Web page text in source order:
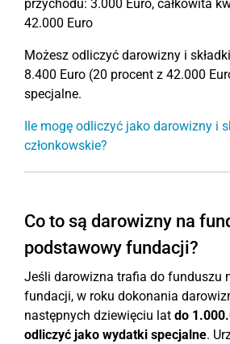
przychodu: 3.000 Euro, całkowita
42.000 Euro
Możesz odliczyć darowizny i
8.400 Euro (20 procent z 42.000
specjalne.
Ile mogę odliczyć jako darowizny i
członkowskie?
Co to są darowizny na
podstawowy fundacji?
Jeśli darowizna trafia do funduszu
fundacji, w roku dokonania
następnych dziewięciu lat do
odliczyć jako wydatki specjalne.